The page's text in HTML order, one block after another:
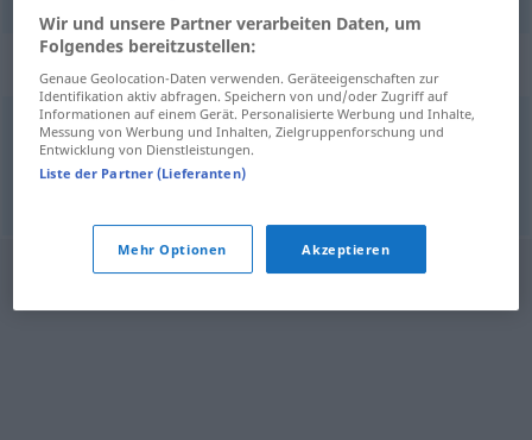
Synonyme für "Rinnstein"
Bordstein,Randstein
Wir und unsere Partner verarbeiten Daten, um
Folgendes bereitzustellen:
Genaue Geolocation-Daten verwenden. Geräteeigenschaften zur
Identifikation aktiv abfragen. Speichern von und/oder Zugriff auf
Informationen auf einem Gerät. Personalisierte Werbung und Inhalte,
Messung von Werbung und Inhalten, Zielgruppenforschung und
Entwicklung von Dienstleistungen.
Liste der Partner (Lieferanten)
Mehr Optionen Akzeptieren